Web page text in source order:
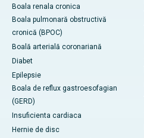
Boala renala cronica
Boala pulmonară obstructivă
cronică (BPOC)
Boală arterială coronariană
Diabet
Epilepsie
Boala de reflux gastroesofagian
(GERD)
Insuficienta cardiaca
Hernie de disc